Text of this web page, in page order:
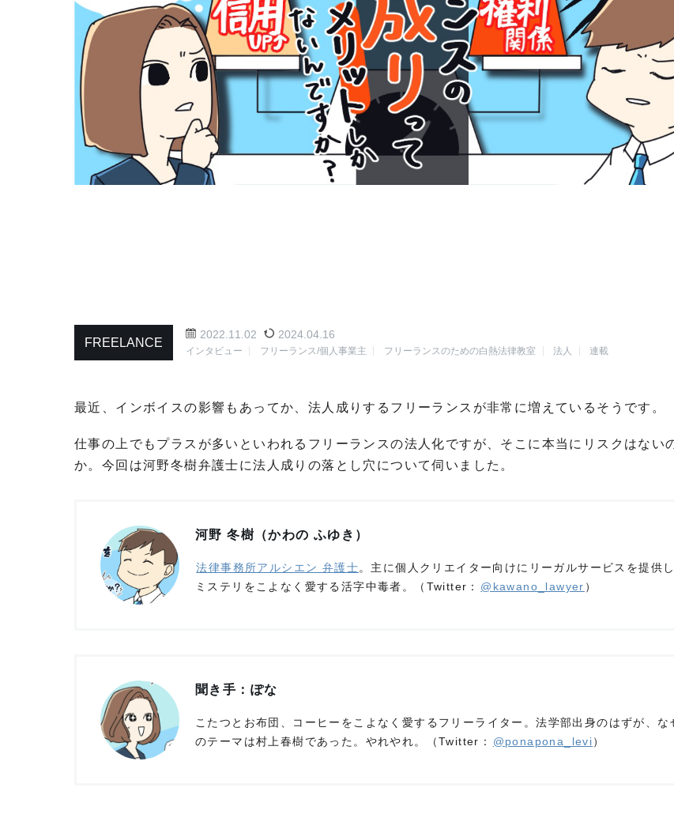
FREELANCE
2022.11.02 2024.04.16
インタビュー フリーランス/個人事業主 フリーランスのための白熱法律教室 法人 連載
最近、インボイスの影響もあってか、法人成りするフリーランスが非常に増えているそうです。
仕事の上でもプラスが多いといわれるフリーランスの法人化ですが、そこに本当にリスクはない
か。今回は河野冬樹弁護士に法人成りの落とし穴について伺いました。
河野 冬樹（かわの ふゆき）
法律事務所アルシエン 弁護士。主に個人クリエイター向けにリーガルサービスを提供し
ミステリをこよなく愛する活字中毒者。（Twitter：
@kawano_lawyer ）
聞き手：ぽな
こたつとお布団、コーヒーをこよなく愛するフリーライター。法学部出身のはずが、な
のテーマは村上春樹であった。やれやれ。（Twitter：
@ponapona_levi）